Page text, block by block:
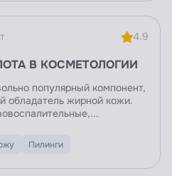
4.9
В КОСМЕТОЛОГИИ
популярный компонент,
обладатель жирной кожи.
Пилинги